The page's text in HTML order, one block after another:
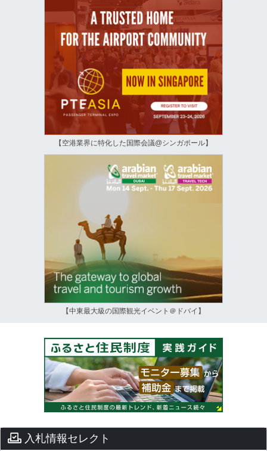
【空港業界に特化した国際会議@シンガポール】
【中東最大級の国際観光イベント＠ドバイ】
入札情報セレクト